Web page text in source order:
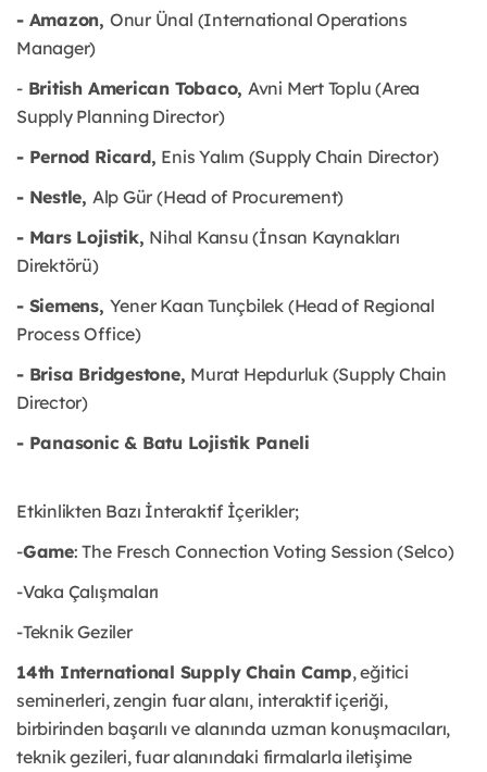
- Amazon, Onur Ünal (International Operations
Manager)
-British American Tobaco, Avni Mert Toplu (Area
Supply Planning Director)
- Pernod Ricard, Enis Yalım (Supply Chain Director)
- Nestle, Alp Gür (Head of Procurement)
- Mars Lojistik, Nihal Kansu (İnsan Kaynakları
Direktörü)
- Siemens, Yener Kaan Tunçbilek (Head of Regional
Process Office)
- Brisa Bridgestone, Murat Hepdurluk (Supply Chain
Director)
- Panasonic & Batu Lojistik Paneli
Etkinlikten Bazı İnteraktif İçerikler;
-Game: The Fresch Connection Voting Session (Selco)
-Vaka Çalışmaları
-Teknik Geziler
14th International Supply Chain Camp, eğitici
seminerleri, zengin fuar alanı, interaktif içeriği,
birbirinden başarılı ve alanında uzman konuşmacıları,
teknik gezileri, fuar alanındaki firmalarla iletişime